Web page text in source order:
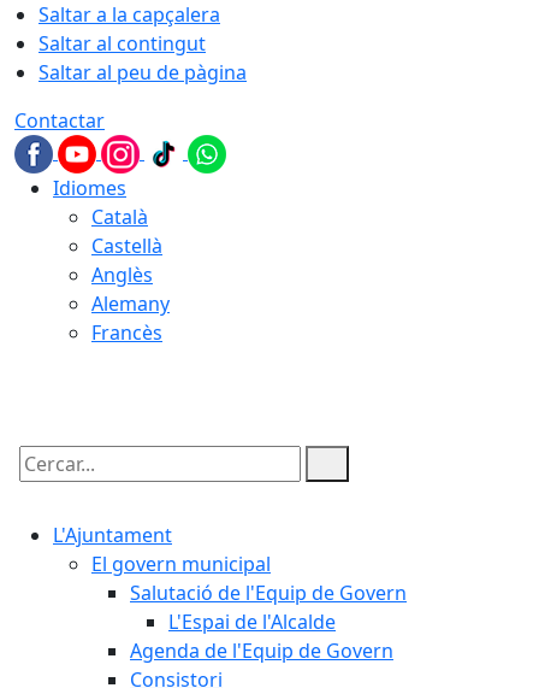
Saltar a la capçalera
Saltar al contingut
Saltar al peu de pàgina
Contactar
Idiomes
Català
Castellà
Anglès
Alemany
Francès
Cercar:
L'Ajuntament
El govern municipal
Salutació de l'Equip de Govern
L'Espai de l'Alcalde
Agenda de l'Equip de Govern
Consistori